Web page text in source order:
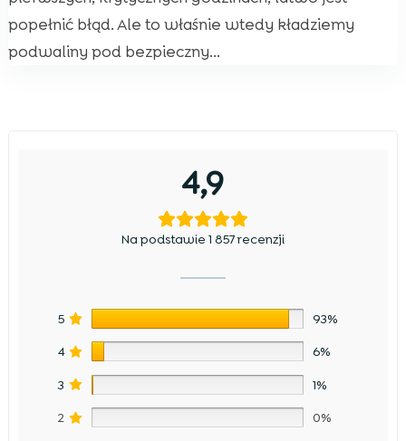
popełnić błąd. Ale to właśnie wtedy kładziemy
podwaliny pod bezpieczny...
4,9
Na podstawie 1 857 recenzji
5 93%
4 6%
3 1%
2 0%